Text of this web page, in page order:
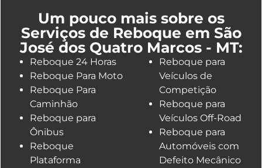
Um pouco mais sobre os
Serviços de Reboque em São
José dos Quatro Marcos - MT:
Reboque 24 Horas
Reboque Para Moto
Reboque Para
Caminhão
Reboque para
Ônibus
Reboque
Plataforma
Reboque para
Veículos de
Competição
Reboque para
Veículos Off-Road
Reboque para
Automóveis com
Defeito Mecânico